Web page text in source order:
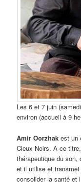
Les 6 et 7 juin
environ (accueil à 9
Amir Oorzhak est un
Cieux Noirs. A ce
thérapeutique du
et il utilise et
consolider la santé et